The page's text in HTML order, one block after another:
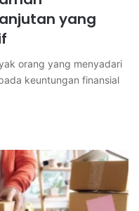
yang
orang yang menyadari
keuntungan finansial